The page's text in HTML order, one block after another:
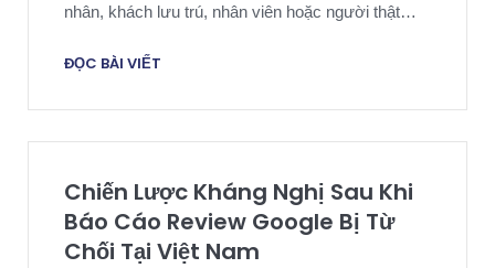
nhân, khách lưu trú, nhân viên hoặc người thật
ĐỌC BÀI VIẾT
Chiến Lược Kháng Nghị Sau Khi
Báo Cáo Review Google Bị Từ
Chối Tại Việt Nam